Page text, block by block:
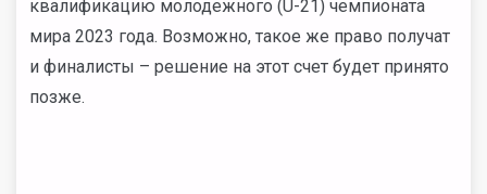
квалификацию молодежного (U-21) чемпионата
мира 2023 года. Возможно, такое же право получат
и финалисты – решение на этот счет будет принято
позже.